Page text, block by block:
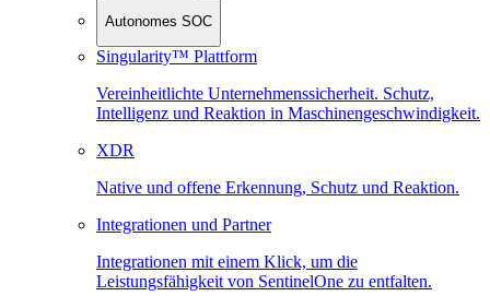
Autonomes SOC
Singularity™ Plattform
Vereinheitlichte Unternehmenssicherheit. Schutz,
Intelligenz und Reaktion in Maschinen­geschwindigkeit.
XDR
Native und offene Erkennung, Schutz und Reaktion.
Integrationen und Partner
Integrationen mit einem Klick, um die
Leistungsfähigkeit von SentinelOne zu entfalten.